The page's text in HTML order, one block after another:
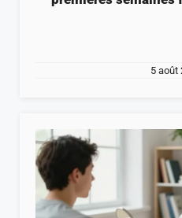
5 août